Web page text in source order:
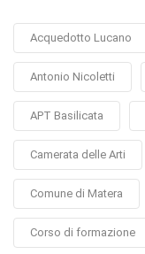
Acquedotto Lucano
Antonio Nicoletti
APT Basilicata
Camerata delle Arti
Comune di Matera
Corso di formazione